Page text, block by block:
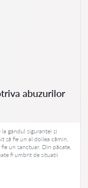
abuzurilor
gândul siguranței și
să fie un al doilea cămin,
un sanctuar. Din păcate,
fi umbrit de situații